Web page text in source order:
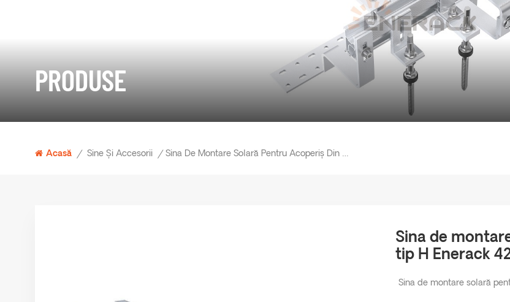
PRODUSE
Acasă / Sine Și Accesorii / Sina De Montare Solară Pentru Acoperiș Din Tablă De Tip H Enerack 42 Mm ERK-R42
Sina de
tip H Enerack
Sina de montare solară